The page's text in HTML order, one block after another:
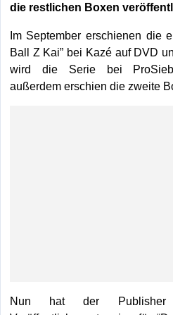
die restlichen Boxen
Im September erschienen die
Ball Z Kai” bei Kazé auf DVD
wird die Serie bei
außerdem erschien die zweite
Nun hat der